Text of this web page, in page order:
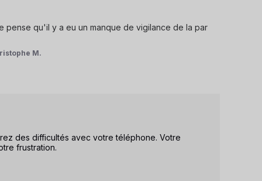
pense qu'il y a eu un manque de vigilance de la par
M.
des difficultés avec votre téléphone. Votre
frustration.